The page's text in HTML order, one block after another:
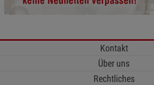
Kontakt
Über uns
Rechtliches
anzeigen
Statistik Cookies (2)
Beschreibung Statistik Cookies
Cookie-Informationen